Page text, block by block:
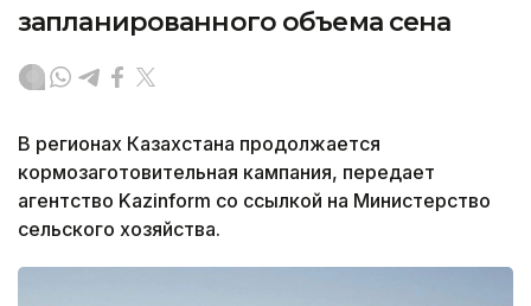
запланированного объема сена
В регионах Казахстана продолжается
кормозаготовительная кампания, передает
агентство Kazinform со ссылкой на Министерство
сельского хозяйства.